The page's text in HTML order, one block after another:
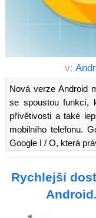
v:
Nová verze Android
se spoustou funkcí,
přívětivosti a také
mobilního telefonu.
Google I / O, která
Rychlejší